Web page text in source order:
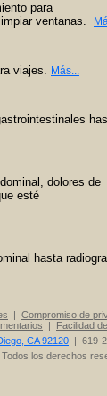
para
ventanas.
viajes. Más...
dolores de
esté
hasta
| Compromiso de
| Facilidad
CA 92120 | 619-
los derechos